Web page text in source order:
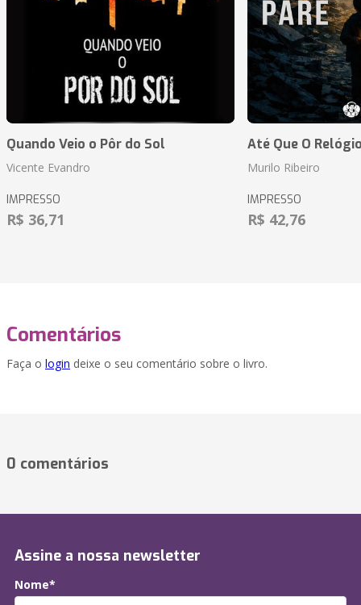
Quando Veio o Pôr do Sol
Vicente Evandro
IMPRESSO
R$ 36,71
Até Que O
Murilo Ribeiro
IMPRESSO
R$ 42,76
Comentários
Faça o login deixe o seu comentário sobre o livro.
0 comentários
Assine a nossa newsletter
Nome*